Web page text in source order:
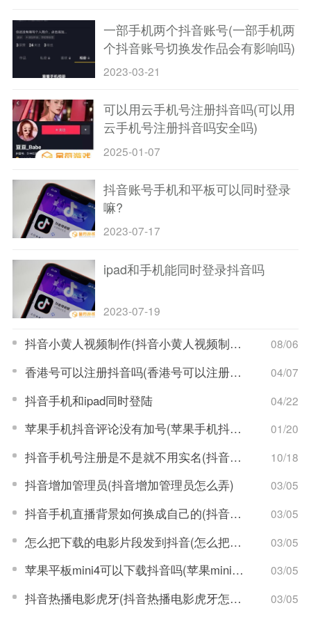
一部手机两个抖音账号(一部手机两
个抖音账号切换发作品会有影响吗)
2023-03-21
可以用云手机号注册抖音吗(可以用
云手机号注册抖音吗安全吗)
2025-01-07
抖音账号手机和平板可以同时登录
嘛?
2023-07-17
ipad和手机能同时登录抖音吗
2023-07-19
抖音小黄人视频制作(抖音小黄人视频制作教程) 08/06
香港号可以注册抖音吗(香港号可以注册抖音吗安全吗) 04/07
抖音手机和ipad同时登陆 04/22
苹果手机抖音评论没有加号(苹果手机抖音评论没有加号发不了照片) 01/20
抖音手机号注册是不是就不用实名(抖音号手机号被官方封禁了有什么办法可以解封) 10/18
抖音增加管理员(抖音增加管理员怎么弄) 03/05
抖音手机直播背景如何换成自己的(抖音手机直播手游) 03/05
怎么把下载的电影片段发到抖音(怎么把下载的电影片段发到抖音上) 03/05
苹果平板mini4可以下载抖音吗(苹果mini4平板多少钱) 03/05
抖音热播电影虎牙(抖音热播电影虎牙怎么看) 03/05